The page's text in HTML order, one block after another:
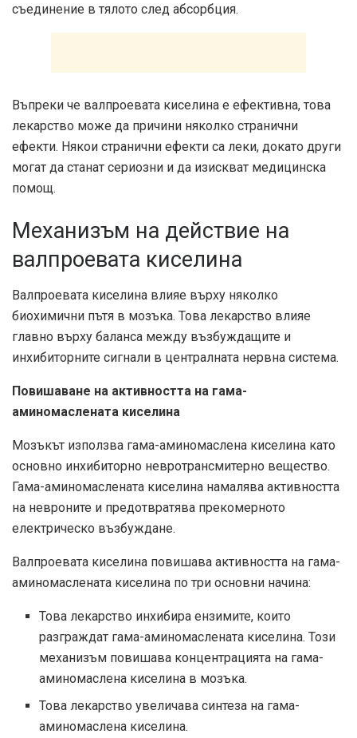
съединение в тялото след абсорбция.
Въпреки че валпроевата киселина е ефективна, това
лекарство може да причини няколко странични
ефекти. Някои странични ефекти са леки, докато други
могат да станат сериозни и да изискват медицинска
помощ.
Механизъм на действие на
валпроевата киселина
Валпроевата киселина влияе върху няколко
биохимични пътя в мозъка. Това лекарство влияе
главно върху баланса между възбуждащите и
инхибиторните сигнали в централната нервна система.
Повишаване на активността на гама-
аминомаслената киселина
Мозъкът използва гама-аминомаслена киселина като
основно инхибиторно невротрансмитерно вещество.
Гама-аминомаслената киселина намалява активността
на невроните и предотвратява прекомерното
електрическо възбуждане.
Валпроевата киселина повишава активността на гама-
аминомаслената киселина по три основни начина:
Това лекарство инхибира ензимите, които
разграждат гама-аминомаслената киселина. Този
механизъм повишава концентрацията на гама-
аминомаслена киселина в мозъка.
Това лекарство увеличава синтеза на гама-
аминомаслена киселина.